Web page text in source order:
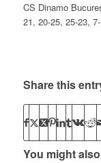
CS Dinamo
21, 20-25, 25-23,
Share this
You might